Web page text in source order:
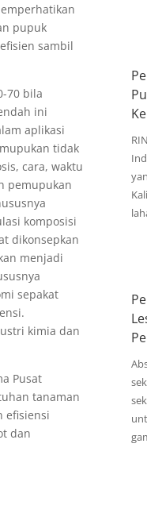
pupuk
sambil
70 bila
ini
aplikasi
tidak
cara, waktu
pemupukan
komposisi
dikonsepkan
menjadi
sepakat
kimia dan
Pusat
tanaman
efisiensi
dan